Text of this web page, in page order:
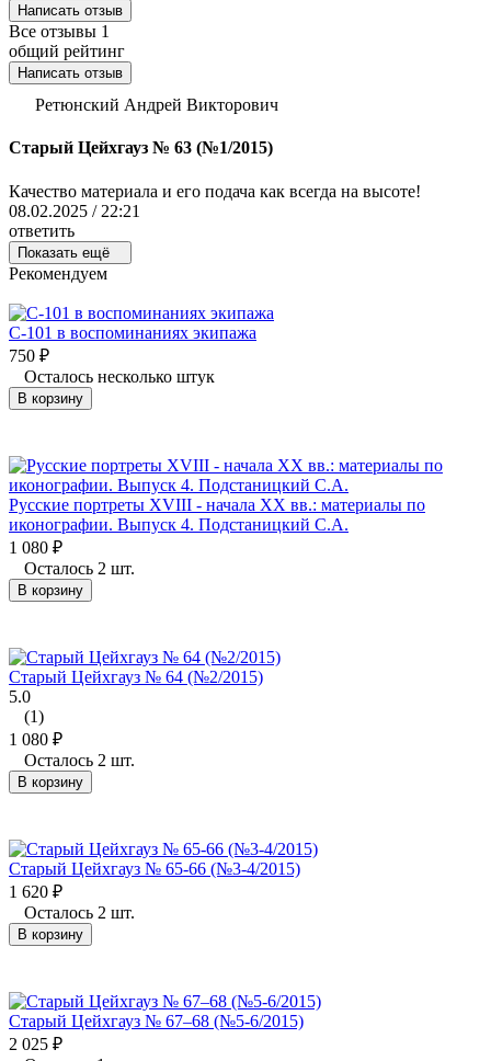
Написать отзыв
Все отзывы 1
общий рейтинг
Написать отзыв
Ретюнский Андрей Викторович
Старый Цейхгауз № 63 (№1/2015)
Качество материала и его подача как всегда на высоте!
08.02.2025 / 22:21
ответить
Показать ещё
Рекомендуем
С-101 в воспоминаниях экипажа
750 ₽
Осталось несколько штук
В корзину
Русские портреты XVIII - начала XX вв.: материалы по
иконографии. Выпуск 4. Подстаницкий С.А.
1 080 ₽
Осталось 2 шт.
В корзину
Старый Цейхгауз № 64 (№2/2015)
5.0
(1)
1 080 ₽
Осталось 2 шт.
В корзину
Старый Цейхгауз № 65-66 (№3-4/2015)
1 620 ₽
Осталось 2 шт.
В корзину
Старый Цейхгауз № 67–68 (№5-6/2015)
2 025 ₽